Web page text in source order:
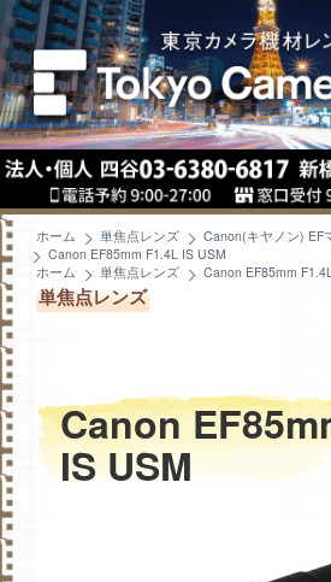
ホーム 単焦点レンズ
Canon(キヤノン) EF
Canon EF85mm F1.4L IS USM
ホーム
単焦点レンズ Canon EF85mm
単焦点レンズ
Canon
IS USM